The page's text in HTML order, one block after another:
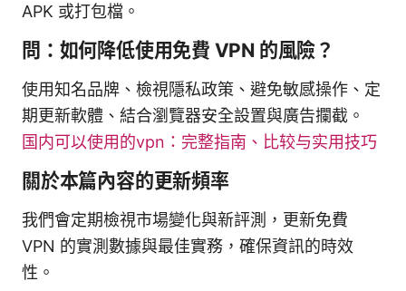
APK 或打包檔。
問：如何降低使用免費 VPN 的風險？
使用知名品牌、檢視隱私政策、避免敏感操作、定
期更新軟體、結合瀏覽器安全設置與廣告攔截。
国内可以使用的vpn：完整指南、比较与实用技巧
關於本篇內容的更新頻率
我們會定期檢視市場變化與新評測，更新免費
VPN 的實測數據與最佳實務，確保資訊的時效
性。